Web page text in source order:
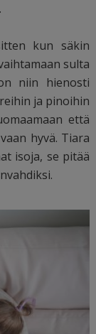
kun säkin
sulta
niin hienosti
ja pinoihin
että
hyvä. Tiara
isoja, se pitää